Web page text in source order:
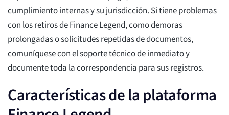
cumplimiento internas y su jurisdicción. Si tiene problemas
con los retiros de Finance Legend, como demoras
prolongadas o solicitudes repetidas de documentos,
comuníquese con el soporte técnico de inmediato y
documente toda la correspondencia para sus registros.
Características de la plataforma